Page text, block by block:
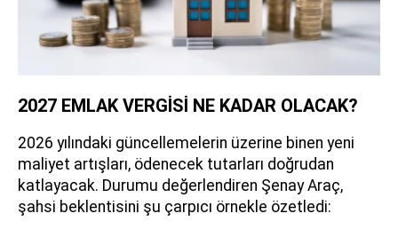
2027 EMLAK VERGİSİ NE KADAR OLACAK?
2026 yılındaki güncellemelerin üzerine binen yeni
maliyet artışları, ödenecek tutarları doğrudan
katlayacak. Durumu değerlendiren Şenay Araç,
şahsi beklentisini şu çarpıcı örnekle özetledi: